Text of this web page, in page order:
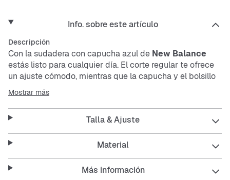
Info. sobre este artículo
Descripción
Con la sudadera con capucha azul de New Balance
estás listo para cualquier día. El corte regular te ofrece
un ajuste cómodo, mientras que la capucha y el bolsillo
canguro son prácticos y con estilo. El material es
elástico, fácil de cuidar, transpirable y resistente,
perfecto para tu día a día.
Características:
Corte regular para un ajuste cómodo
Mostrar más
Talla & Ajuste
Material
Más información